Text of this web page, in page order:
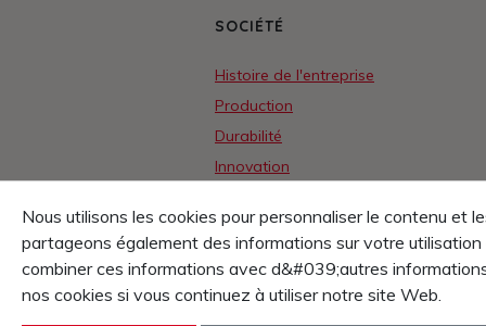
SOCIÉTÉ
Histoire de l'entreprise
Production
Durabilité
Innovation
Service & Infos
Nous utilisons les cookies pour personnaliser le contenu et
partageons également des informations sur votre
combiner ces informations avec d&#039;autres
nos cookies si vous continuez à utiliser notre site Web.